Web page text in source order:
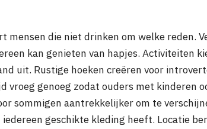
mensen die niet drinken om welke reden.
kan genieten van hapjes. Activiteiten
uit. Rustige hoeken creëren voor
vroeg genoeg zodat ouders met kinderen
sommigen aantrekkelijker om te
geschikte kleding heeft. Locatie